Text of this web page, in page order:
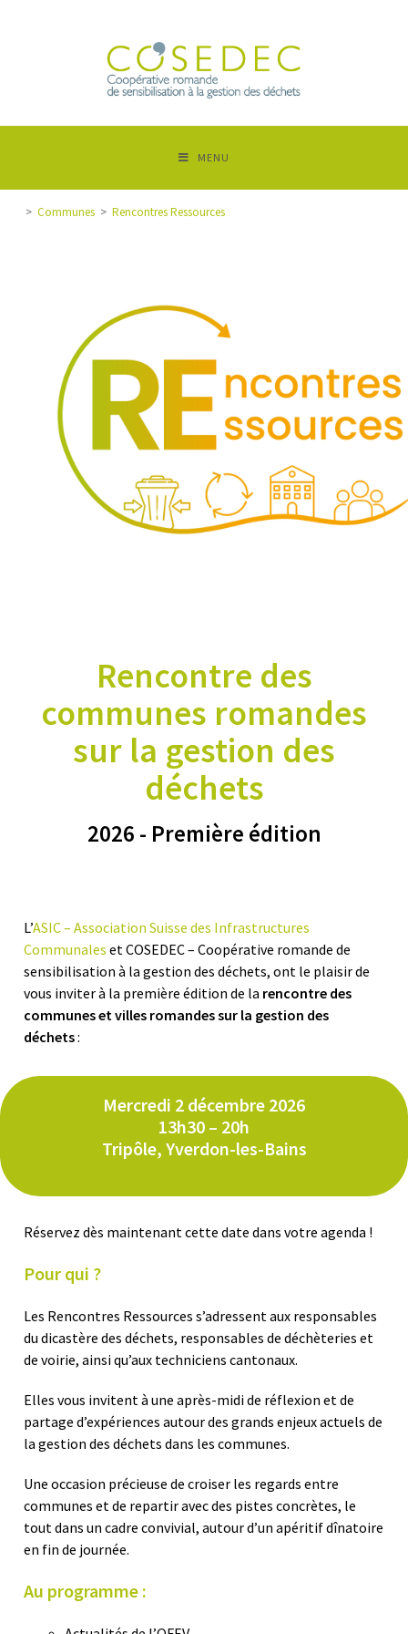
MENU
> Communes > Rencontres Ressources
Rencontre des
communes romandes
sur la gestion des
déchets
2026 - Première édition
L’ASIC – Association Suisse des Infrastructures
Communales et COSEDEC – Coopérative romande de
sensibilisation à la gestion des déchets, ont le plaisir de
vous inviter à la première édition de la rencontre des
communes et villes romandes sur la gestion des
déchets:
Mercredi 2 décembre 2026
13h30 – 20h
Tripôle, Yverdon-les-Bains
Réservez dès maintenant cette date dans votre agenda !
Pour qui ?
Les Rencontres Ressources s’adressent aux responsables
du dicastère des déchets, responsables de déchèteries et
de voirie, ainsi qu’aux techniciens cantonaux.
Elles vous invitent à une après-midi de réflexion et de
partage d’expériences autour des grands enjeux actuels de
la gestion des déchets dans les communes.
Une occasion précieuse de croiser les regards entre
communes et de repartir avec des pistes concrètes, le
tout dans un cadre convivial, autour d’un apéritif dînatoire
en fin de journée.
Au programme :